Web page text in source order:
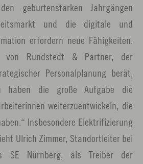
geburtenstarken Jahrgängen
und die digitale und
erfordern neue Fähigkeiten.
von Rundstedt & Partner, der
Personalplanung berät,
haben die große Aufgabe die
weiterzuentwickeln, die
Insbesondere Elektrifizierung
Ulrich Zimmer, Standortleiter bei
SE Nürnberg, als Treiber der